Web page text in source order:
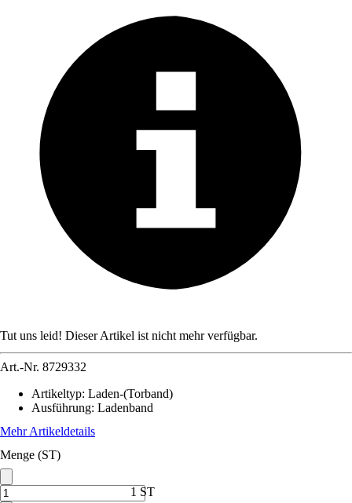
Tut uns leid! Dieser Artikel ist nicht mehr verfügbar.
Art.-Nr. 8729332
Artikeltyp: Laden-(Torband)
Ausführung: Ladenband
Mehr Artikeldetails
Menge (ST)
1 ST